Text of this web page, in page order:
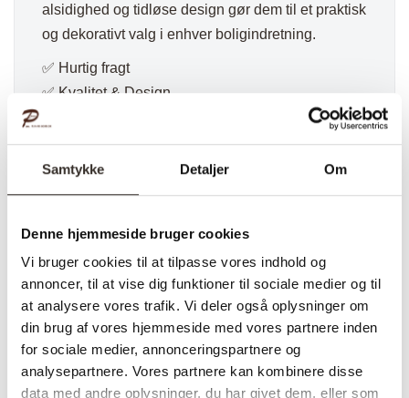
Samtykke Detaljer Om
Denne hjemmeside bruger cookies
Vi bruger cookies til at tilpasse vores indhold og
annoncer, til at vise dig funktioner til sociale medier og til
at analysere vores trafik. Vi deler også oplysninger om
din brug af vores hjemmeside med vores partnere inden
for sociale medier, annonceringspartnere og
analysepartnere. Vores partnere kan kombinere disse
data med andre oplysninger, du har givet dem, eller som
alsidighed og tidløse design gør dem til et praktisk
og dekorativt valg i enhver boligindretning.
✅ Hurtig fragt
✅ Kvalitet & Design
✅ Levering: 1-3 dage
✅ Sæt. pris ( 4 stk.)
✅Farve: Natur
Varenummer (SKU):358-DK Kategorier:Boligtilbehør